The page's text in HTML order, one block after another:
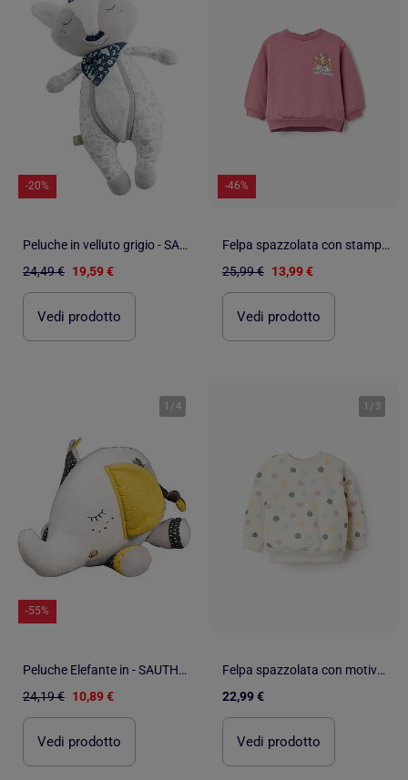
-20%
Peluche in velluto grigio - SAUTHON
24,49 € 19,59 €
Vedi prodotto
-46%
Felpa spazzolata con stampa skye
25,99 € 13,99 €
Vedi prodotto
1 /4
-55%
Peluche Elefante in - SAUTHON
24,19 € 10,89 €
Vedi prodotto
1 / 3
Felpa spazzolata con motivo a cuori e pois
22,99 €
Vedi prodotto